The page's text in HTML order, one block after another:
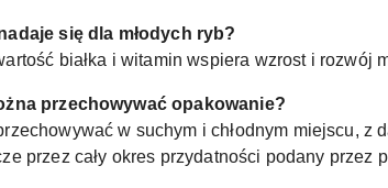
się dla młodych ryb?
białka i witamin wspiera wzrost i rozwój
przechowywać opakowanie?
w suchym i chłodnym miejscu, z
przez cały okres przydatności podany przez